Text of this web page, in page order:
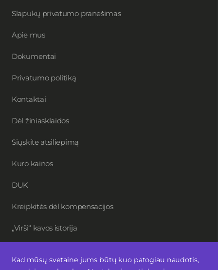
Kad mūsų svetaine jums būtų kuo patogiau naudotis,
Slapukų privatumo pranešimas
Apie mus
Dokumentai
Privatumo politiką
Kontaktai
Dėl žiniasklaidos
Siųskite atsiliepimą
Kuro kainos
DUK
Kreipkitės dėl kompensacijos
„Virši“ kavos istorija
Užsisakykite naujienlaiškį